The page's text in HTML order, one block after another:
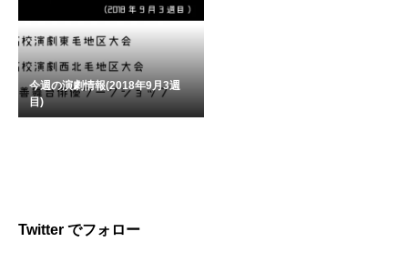
今週の演劇情報(2018年9月3週
目)
Twitter でフォロー